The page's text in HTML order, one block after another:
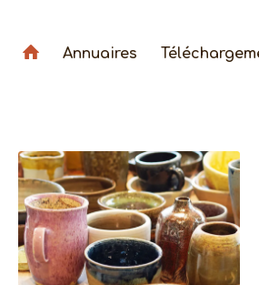
Annuaires